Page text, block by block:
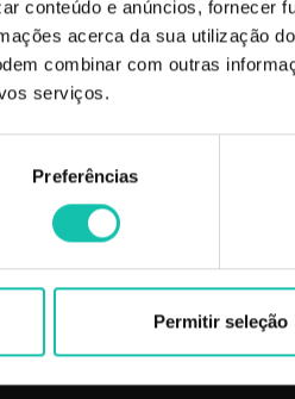
conteúdo e anúncios, fornecer
acerca da sua utilização
combinar com outras
serviços.
Preferências
Permitir seleção
profunda para ser utilizado em vez do
| Comprar LOLA COSMETICS